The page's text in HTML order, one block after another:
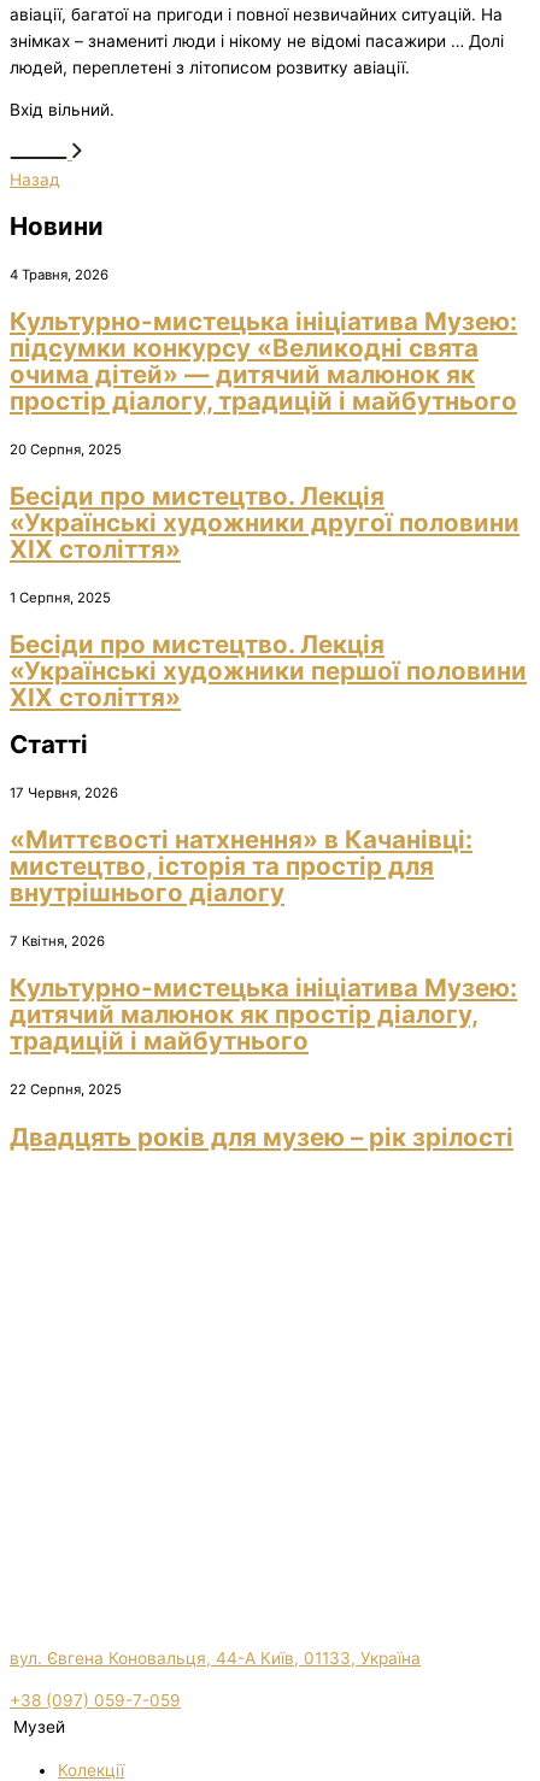
авіації, багатої на пригоди і повної незвичайних ситуацій. На
знімках – знамениті люди і нікому не відомі пасажири … Долі
людей, переплетені з літописом розвитку авіації.
Вхід вільний.
Назад
Новини
4 Травня, 2026
Культурно-мистецька ініціатива Музею:
підсумки конкурсу «Великодні свята
очима дітей» — дитячий малюнок як
простір діалогу, традицій і майбутнього
20 Серпня, 2025
Бесіди про мистецтво. Лекція
«Українські художники другої половини
ХІХ століття»
1 Серпня, 2025
Бесіди про мистецтво. Лекція
«Українські художники першої половини
ХІХ століття»
Статті
17 Червня, 2026
«Миттєвості натхнення» в Качанівці:
мистецтво, історія та простір для
внутрішнього діалогу
7 Квітня, 2026
Культурно-мистецька ініціатива Музею:
дитячий малюнок як простір діалогу,
традицій і майбутнього
22 Серпня, 2025
Двадцять років для музею – рік зрілості
вул. Євгена Коновальця, 44-А Київ, 01133, Україна
+38 (097) 059-7-059
Музей
Колекції